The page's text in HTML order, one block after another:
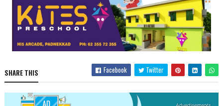
SHARE THIS Facebook Twitter